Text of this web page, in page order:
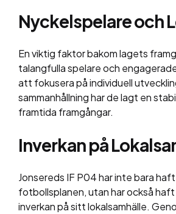
Nyckelspelare och
En viktig faktor bakom lagets
talangfulla spelare och
att fokusera på individuell
sammanhållning har de lagt en
framtida framgångar.
Inverkan på
Jonsereds IF P04 har inte bara
fotbollsplanen, utan har också
inverkan på sitt lokalsamhälle.